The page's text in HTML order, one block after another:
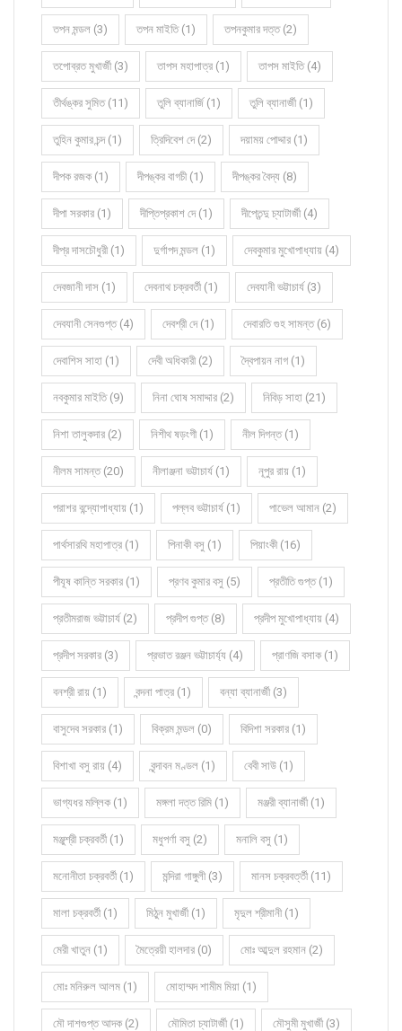
তপন মন্ডল (3) তপন মাইতি (1) তপনকুমার দত্ত (2)
তপোব্রত মুখার্জী (3) তাপস মহাপাত্র (1) তাপস মাইতি (4)
তীর্থঙ্কর সুমিত (11) তুলি ব্যানার্জি (1) তুলি ব্যানার্জী (1)
তুহিন কুমার চন্দ (1) ত্রিদিবেশ দে (2) দয়াময় পোদ্দার (1)
দীপক রজক (1) দীপঙ্কর বাগচী (1) দীপঙ্কর বৈদ্য (8)
দীপা সরকার (1) দীপ্তিপ্রকাশ দে (1) দীপ্তেন্দু চ্যাটার্জী (4)
দীপ্র দাসচৌধুরী (1) দুর্গাপদ মন্ডল (1) দেবকুমার মুখোপাধ্যায় (4)
দেবজানী দাস (1) দেবনাথ চক্রবর্তী (1) দেবযানী ভট্টাচার্য (3)
দেবযানী সেনগুপ্ত (4) দেবশ্রী দে (1) দেবারতি গুহ সামন্ত (6)
দেবাশিস সাহা (1) দেবী অধিকারী (2) দ্বৈপায়ন নাগ (1)
নবকুমার মাইতি (9) নিনা ঘোষ সমাদ্দার (2) নিবিড় সাহা (21)
নিশা তালুকদার (2) নিশীথ ষড়ংগী (1) নীল দিগন্ত (1)
নীলম সামন্ত (20) নীলাঞ্জনা ভট্টাচার্য (1) নূপুর রায় (1)
পরাশর বন্দ্যোপাধ্যায় (1) পল্লব ভট্টাচার্য (1) পাভেল আমান (2)
পার্থসারথি মহাপাত্র (1) পিনাকী বসু (1) পিয়াংকী (16)
পীযূষ কান্তি সরকার (1) প্রণব কুমার বসু (5) প্রতীতি গুপ্ত (1)
প্রতীমরাজ ভট্টাচার্য (2) প্রদীপ গুপ্ত (8) প্রদীপ মুখোপাধ্যায় (4)
প্রদীপ সরকার (3) প্রভাত রঞ্জন ভট্টাচার্য্য (4) প্রাণজি বসাক (1)
বনশ্রী রায় (1) বন্দনা পাত্র (1) বন্যা ব্যানার্জী (3)
বাসুদেব সরকার (1) বিক্রম মন্ডল (0) বিদিশা সরকার (1)
বিশাখা বসু রায় (4) বৃন্দাবন মণ্ডল (1) বেবী সাউ (1)
ভাগ্যধর মল্লিক (1) মঙ্গলা দত্ত রিমি (1) মঞ্জরী ব্যানার্জী (1)
মঞ্জুশ্রী চক্রবর্তী (1) মধুপর্ণা বসু (2) মনালি বসু (1)
মনোনীতা চক্রবর্তী (1) মন্দিরা গাঙ্গুলী (3) মানস চক্রবর্ত্তী (11)
মালা চক্রবর্তী (1) মিঠুন মুখার্জী (1) মৃদুল শ্রীমানী (1)
মেরী খাতুন (1) মৈত্রেয়ী হালদার (0) মোঃ আব্দুল রহমান (2)
মোঃ মনিরুল আলম (1) মোহাম্মদ শামীম মিয়া (1)
মৌ দাশগুপ্ত আদক (2) মৌমিতা চ্যাটার্জী (1) মৌসুমী মুখার্জী (3)